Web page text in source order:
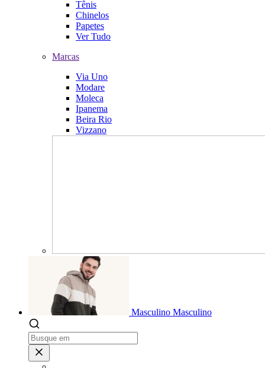
Tênis
Chinelos
Papetes
Ver Tudo
Marcas
Via Uno
Modare
Moleca
Ipanema
Beira Rio
Vizzano
Masculino Masculino